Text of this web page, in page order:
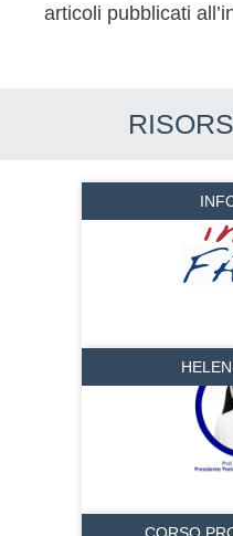
articoli pubblicati